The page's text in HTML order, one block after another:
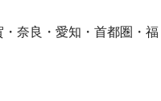
奈良・愛知・首都圏・福